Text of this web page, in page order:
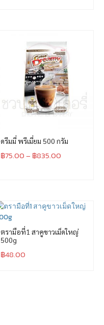
ดรีมมี่ พรีเมี่ยม 500 กรัม
฿75.00– ฿835.00
ตรามือที่1 สาคูขาวเม็ดใหญ่
500g
฿48.00